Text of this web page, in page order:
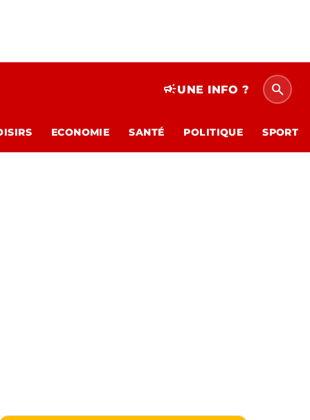
campaignUNE INFO ? search
ECONOMIE SANTÉ POLITIQUE SPORT